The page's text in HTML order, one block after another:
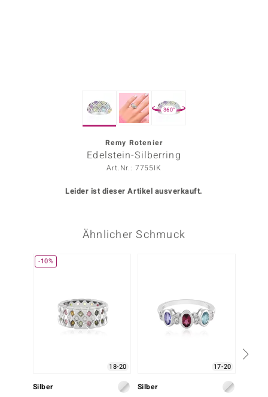
BY DE MELO
360°
Remy Rotenier
Edelstein-Silberring
Art.Nr.: 7755IK
Leider ist dieser Artikel ausverkauft.
Ähnlicher Schmuck
-10%
18-20
Silber
17-20
Silber